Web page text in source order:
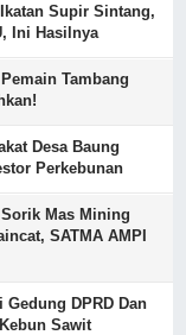
Supir Sintang,
Ini Hasilnya
Tambang
Desa Baung
Perkebunan
Mas Mining
SATMA AMPI
Gedung DPRD Dan
Sawit